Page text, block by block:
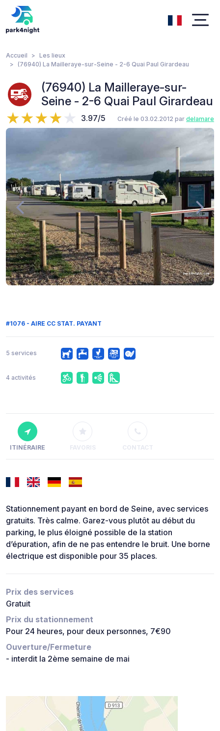
Accueil
Les lieux
(76940) La Mailleraye-sur-Seine - 2-6 Quai Paul Girardeau
(76940) La Mailleraye-sur-
Seine - 2-6 Quai Paul Girardeau
3.97/5 Créé le 03.02.2012 par delamare
#1076 - AIRE CC STAT. PAYANT
5 services
4 activités
ITINÉRAIRE FAVORIS CONTACT
Stationnement payant en bord de Seine, avec services
gratuits. Très calme. Garez-vous plutôt au début du
parking, le plus éloigné possible de la station
d’épuration, afin de ne pas entendre le bruit. Une borne
électrique est disponible pour 35 places.
Prix des services
Gratuit
Prix du stationnement
Pour 24 heures, pour deux personnes, 7€90
Ouverture/Fermeture
- interdit la 2ème semaine de mai